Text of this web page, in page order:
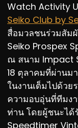
Watch Activity
Seiko Club by
สื่อมวลชนร่วมสัม
Seiko Prospex
ณ สนาม Impact
18 ตุลาคมที่ผ่านมา
ในงานเต็มไปด้วย
ความอบอุ่นที่ทีมง
ท่าน โดยผู้ชนะได้
Speedtimer